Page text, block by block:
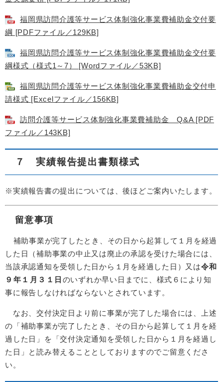
福岡県訪問介護等サービス体制強化事業費補助金交付要
綱 [PDFファイル／129KB]
福岡県訪問介護等サービス体制強化事業費補助金交付要
綱様式（様式1～7） [Wordファイル／53KB]
福岡県訪問介護等サービス体制強化事業費補助金交付申
請様式 [Excelファイル／156KB]
訪問介護等サービス体制強化事業費補助金 Q&A [PDF
ファイル／143KB]
７ 実績報告提出書類様式
※実績報告書の提出については、後ほどご案内いたします。
留意事項
補助事業が完了したとき、その日から起算して１月を経過
した日（補助事業の中止又は廃止の承認を受けた場合には、
当該承認通知を受領した日から１月を経過した日）又は令和
９年１月３１日 のいずれか早い日までに、様式６により知
事に報告しなければならないとされています。
なお、交付決定日より前に事業が完了した場合には、上述
の「補助事業が完了したとき、その日から起算して１月を経
過した日」を「交付決定通知を受領した日から１月を経過し
た日」と読み替えることとしておりますのでご留意くださ
い。